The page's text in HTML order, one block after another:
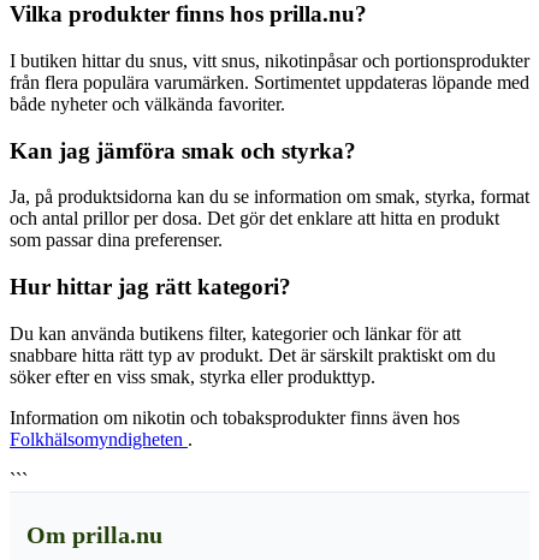
Vilka produkter finns hos prilla.nu?
I butiken hittar du snus, vitt snus, nikotinpåsar och portionsprodukter
från flera populära varumärken. Sortimentet uppdateras löpande med
både nyheter och välkända favoriter.
Kan jag jämföra smak och styrka?
Ja, på produktsidorna kan du se information om smak, styrka, format
och antal prillor per dosa. Det gör det enklare att hitta en produkt
som passar dina preferenser.
Hur hittar jag rätt kategori?
Du kan använda butikens filter, kategorier och länkar för att
snabbare hitta rätt typ av produkt. Det är särskilt praktiskt om du
söker efter en viss smak, styrka eller produkttyp.
Information om nikotin och tobaksprodukter finns även hos
Folkhälsomyndigheten .
```
Om prilla.nu